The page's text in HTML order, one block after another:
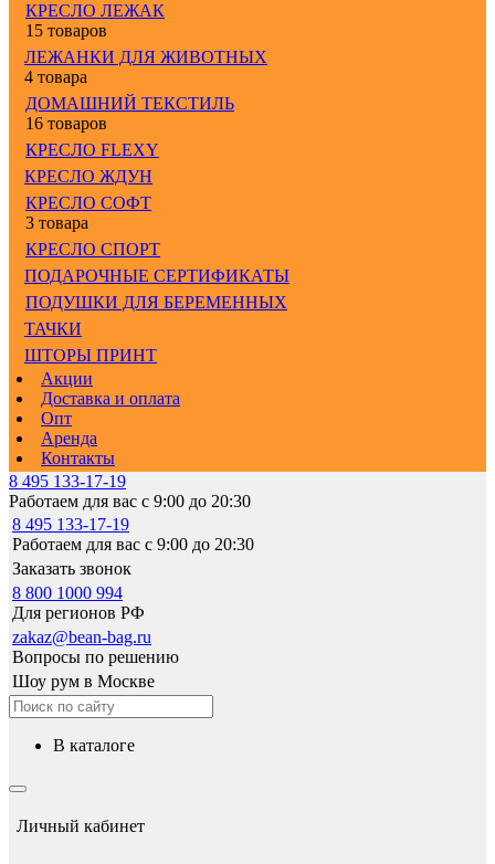
КРЕСЛО ЛЕЖАК
15 товаров
ЛЕЖАНКИ ДЛЯ ЖИВОТНЫХ
4 товара
ДОМАШНИЙ ТЕКСТИЛЬ
16 товаров
КРЕСЛО FLEXY
КРЕСЛО ЖДУН
КРЕСЛО СОФТ
3 товара
КРЕСЛО СПОРТ
ПОДАРОЧНЫЕ СЕРТИФИКАТЫ
ПОДУШКИ ДЛЯ БЕРЕМЕННЫХ
ТАЧКИ
ШТОРЫ ПРИНТ
Акции
Доставка и оплата
Опт
Аренда
Контакты
8 495 133-17-19
Работаем для вас с 9:00 до 20:30
8 495 133-17-19
Работаем для вас с 9:00 до 20:30
Заказать звонок
8 800 1000 994
Для регионов РФ
zakaz@bean-bag.ru
Вопросы по решению
Шоу рум в Москве
в каталоге
Личный кабинет